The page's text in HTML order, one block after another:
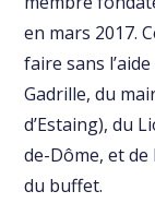
en mars 2017.
faire sans
Gadrille, du
d’Estaing), du
de-Dôme, et
du buffet.